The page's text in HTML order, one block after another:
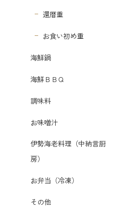
還暦重
お食い初め重
海鮮鍋
海鮮ＢＢＱ
調味料
お味噌汁
伊勢海老料理（中納言厨
房）
お弁当（冷凍）
その他